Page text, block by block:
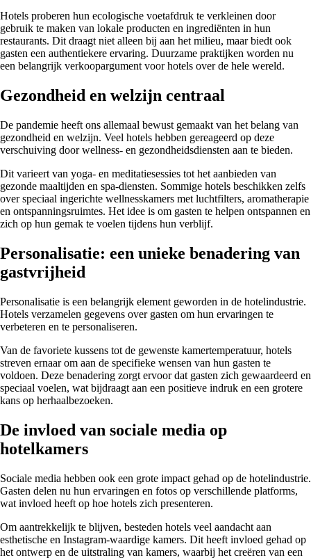
Hotels proberen hun ecologische voetafdruk te verkleinen door
gebruik te maken van lokale producten en ingrediënten in hun
restaurants. Dit draagt niet alleen bij aan het milieu, maar biedt ook
gasten een authentiekere ervaring. Duurzame praktijken worden nu
een belangrijk verkoopargument voor hotels over de hele wereld.
Gezondheid en welzijn centraal
De pandemie heeft ons allemaal bewust gemaakt van het belang van
gezondheid en welzijn. Veel hotels hebben gereageerd op deze
verschuiving door wellness- en gezondheidsdiensten aan te bieden.
Dit varieert van yoga- en meditatiesessies tot het aanbieden van
gezonde maaltijden en spa-diensten. Sommige hotels beschikken zelfs
over speciaal ingerichte wellnesskamers met luchtfilters, aromatherapie
en ontspanningsruimtes. Het idee is om gasten te helpen ontspannen en
zich op hun gemak te voelen tijdens hun verblijf.
Personalisatie: een unieke benadering van
gastvrijheid
Personalisatie is een belangrijk element geworden in de hotelindustrie.
Hotels verzamelen gegevens over gasten om hun ervaringen te
verbeteren en te personaliseren.
Van de favoriete kussens tot de gewenste kamertemperatuur, hotels
streven ernaar om aan de specifieke wensen van hun gasten te
voldoen. Deze benadering zorgt ervoor dat gasten zich gewaardeerd en
speciaal voelen, wat bijdraagt aan een positieve indruk en een grotere
kans op herhaalbezoeken.
De invloed van sociale media op
hotelkamers
Sociale media hebben ook een grote impact gehad op de hotelindustrie.
Gasten delen nu hun ervaringen en fotos op verschillende platforms,
wat invloed heeft op hoe hotels zich presenteren.
Om aantrekkelijk te blijven, besteden hotels veel aandacht aan
esthetische en Instagram-waardige kamers. Dit heeft invloed gehad op
het ontwerp en de uitstraling van kamers, waarbij het creëren van een